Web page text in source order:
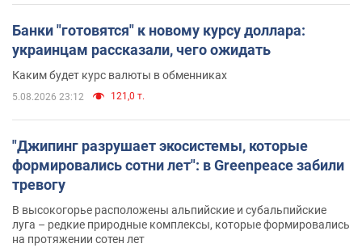
Банки "готовятся" к новому курсу доллара:
украинцам рассказали, чего ожидать
Каким будет курс валюты в обменниках
5.08.2026 23:12 121,0 т.
"Джипинг разрушает экосистемы, которые
формировались сотни лет": в Greenpeace забили
тревогу
В высокогорье расположены альпийские и субальпийские
луга – редкие природные комплексы, которые формировались
на протяжении сотен лет